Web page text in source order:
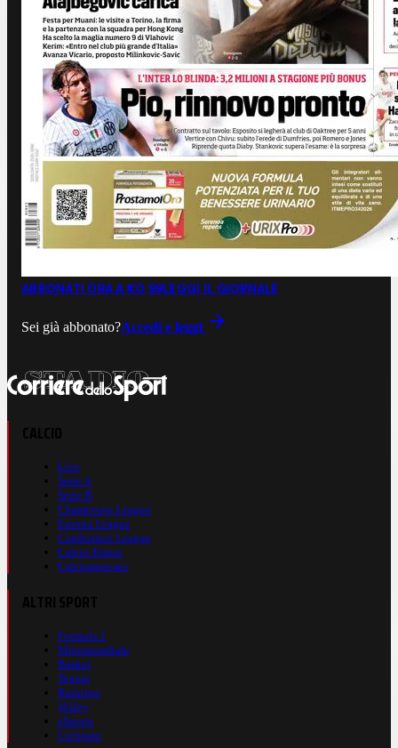
ABBONATI ORA A €0,99LEGGI IL GIORNALE
Sei già abbonato?Accedi e leggi
Live
Serie A
Serie B
Champions League
Europa League
Conference League
Calcio Estero
Calciomercato
Formula 1
Motomondiale
Basket
Tennis
Running
Volley
eSports
Ciclismo